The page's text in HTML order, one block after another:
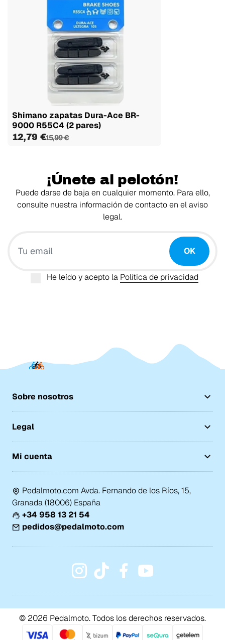
Shimano zapatas Dura-Ace BR-
9000 R55C4 (2 pares)
12,79 €15,99 €
¡Únete al pelotón!
Puede darse de baja en cualquier momento. Para ello,
consulte nuestra información de contacto en el aviso
legal.
OK
He leído y acepto la Política de privacidad
Sobre nosotros
Legal
Mi cuenta
Pedalmoto.com Avda. Fernando de los Ríos, 15,
Granada (18006) España
+34 958 13 21 54
pedidos@pedalmoto.com
© 2026 Pedalmoto. Todos los derechos reservados.